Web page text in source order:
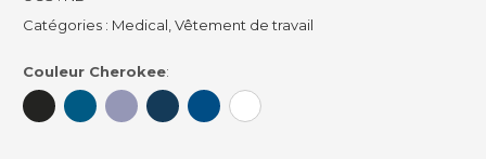
Catégories : Medical ,Vêtement de travail
Couleur Cherokee: